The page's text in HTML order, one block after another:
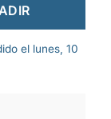
el lunes, 10